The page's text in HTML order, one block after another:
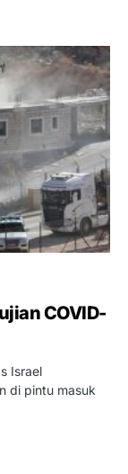
COVID-
Israel
di pintu masuk